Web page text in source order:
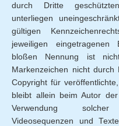
durch Dritte
unterliegen
gültigen
jeweiligen
bloßen Nennung ist
Markenzeichen nicht
Copyright für
bleibt allein beim Autor
Verwendung
Videosequenzen und